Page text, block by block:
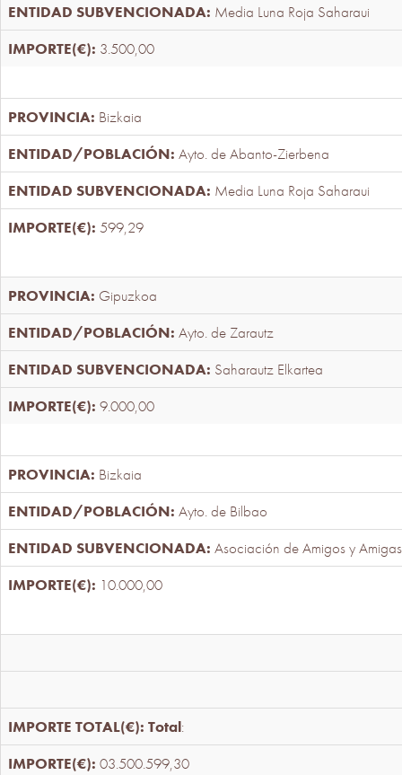
Media Luna Roja Saharaui
3.500,00
Bizkaia
Ayto. de Abanto-Zierbena
Media Luna Roja Saharaui
599,29
Gipuzkoa
Ayto. de Zarautz
Saharautz Elkartea
9.000,00
Bizkaia
Ayto. de Bilbao
Asociación de Amigos y
10.000,00
Total:
03.500.599,30